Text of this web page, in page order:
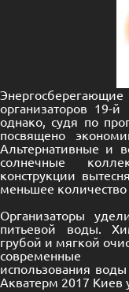
организаторов 19-
однако, судя по
посвящено
Альтернативные и
солнечные
конструкции
меньшее количество
Организаторы
питьевой воды.
грубой и мягкой
современные
использования
Акватерм 2017 Киев